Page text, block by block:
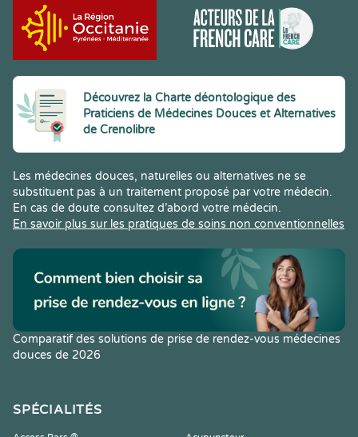
Découvrez la Charte déontologique des
Praticiens de Médecines Douces et Alternatives
de Crenolibre
Les médecines douces, naturelles ou alternatives ne se
substituent pas à un traitement proposé par votre médecin.
En cas de doute consultez d’abord votre médecin.
En savoir plus sur les pratiques de soins non conventionnelles
Comparatif des solutions de prise de rendez-vous médecines
douces de 2026
SPÉCIALITÉS